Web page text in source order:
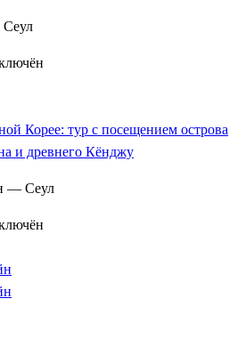
Корее: тур с посещением острова
и древнего Кёнджу
— Сеул